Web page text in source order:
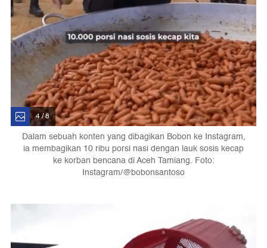
4 / 8
Dalam sebuah konten yang dibagikan Bobon ke Instagram,
ia membagikan 10 ribu porsi nasi dengan lauk sosis kecap
ke korban bencana di Aceh Tamiang. Foto:
Instagram/@bobonsantoso